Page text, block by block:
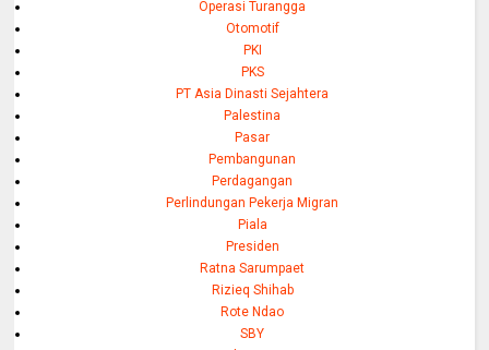
Operasi Turangga
Otomotif
PKI
PKS
PT Asia Dinasti Sejahtera
Palestina
Pasar
Pembangunan
Perdagangan
Perlindungan Pekerja Migran
Piala
Presiden
Ratna Sarumpaet
Rizieq Shihab
Rote Ndao
SBY